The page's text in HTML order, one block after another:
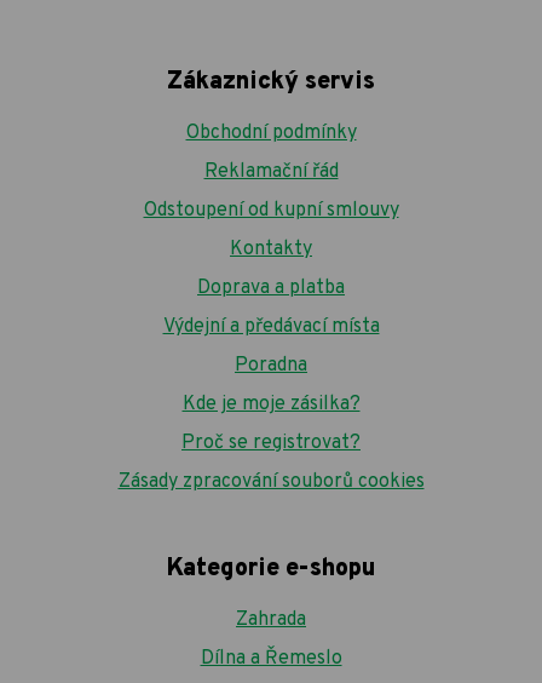
Zákaznický servis
Obchodní podmínky
Reklamační řád
Odstoupení od kupní smlouvy
Kontakty
Doprava a platba
Výdejní a předávací místa
Poradna
Kde je moje zásilka?
Proč se registrovat?
Zásady zpracování souborů cookies
Kategorie e-shopu
Zahrada
Dílna a Řemeslo